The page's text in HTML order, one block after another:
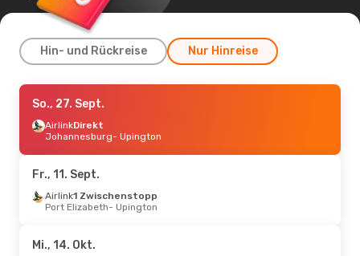
Hin- und Rückreise Nur Hinreise
Do., 24. Sept.
AirlinkDirekt
Johannesburg- Upington
Upington- Johannesburg
Do., 10. Sept.- Do., 17. Sept.
Dublin - Upington
So., 27. Sept.
AirlinkDirekt
Johannesburg- Upington
Fr., 11. Sept.
Airlink1 Zwischenstopp
Port Elizabeth- Upington
Mi., 14. Okt.